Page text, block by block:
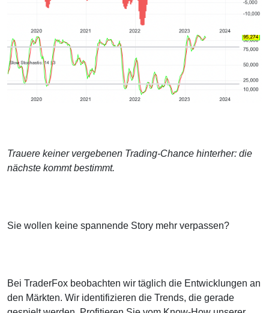
Trauere keiner vergebenen Trading-Chance hinterher: die
nächste kommt bestimmt.
Sie wollen keine spannende Story mehr verpassen?
Bei TraderFox beobachten wir täglich die Entwicklungen an
den Märkten. Wir identifizieren die Trends, die gerade